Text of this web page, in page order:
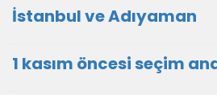
İstanbul ve Adıyaman
1 kasım öncesi seçim